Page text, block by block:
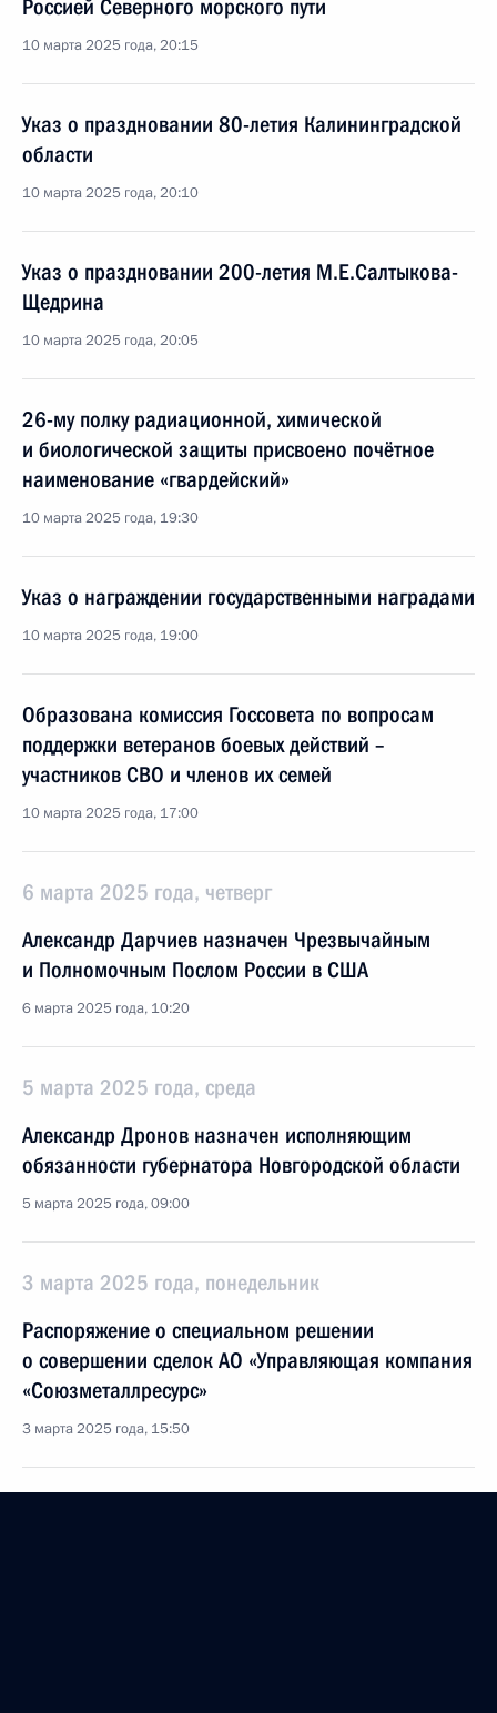
Россией Северного морского пути
10 марта 2025 года, 20:15
Указ о праздновании 80-летия Калининградской
области
10 марта 2025 года, 20:10
Указ о праздновании 200-летия М.Е.Салтыкова-
Щедрина
10 марта 2025 года, 20:05
26-му полку радиационной, химической
и биологической защиты присвоено почётное
наименование «гвардейский»
10 марта 2025 года, 19:30
Указ о награждении государственными наградами
10 марта 2025 года, 19:00
Образована комиссия Госсовета по вопросам
поддержки ветеранов боевых действий –
участников СВО и членов их семей
10 марта 2025 года, 17:00
6 марта 2025 года, четверг
Александр Дарчиев назначен Чрезвычайным
и Полномочным Послом России в США
6 марта 2025 года, 10:20
5 марта 2025 года, среда
Александр Дронов назначен исполняющим
обязанности губернатора Новгородской области
5 марта 2025 года, 09:00
3 марта 2025 года, понедельник
Распоряжение о специальном решении
о совершении сделок АО «Управляющая компания
«Союзметаллресурс»
3 марта 2025 года, 15:50